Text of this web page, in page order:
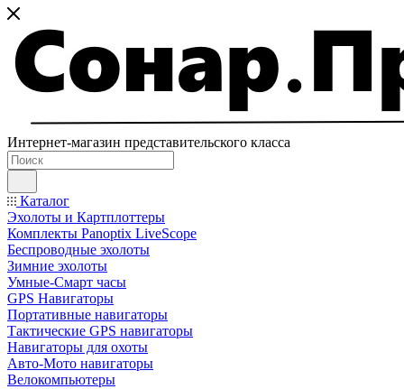
Интернет-магазин представительского класса
Каталог
Эхолоты и Картплоттеры
Комплекты Panoptix LiveScope
Беспроводные эхолоты
Зимние эхолоты
Умные-Смарт часы
GPS Навигаторы
Портативные навигаторы
Тактические GPS навигаторы
Навигаторы для охоты
Авто-Мото навигаторы
Велокомпьютеры